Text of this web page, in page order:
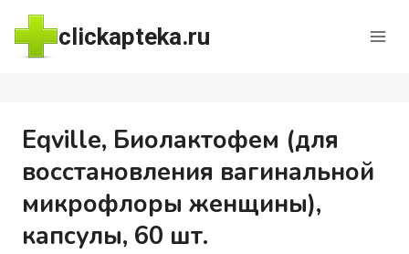
Перейти
содержимому
clickapteka.ru
Eqville, Биолактофем (для
восстановления вагинальной
микрофлоры женщины),
капсулы, 60 шт.